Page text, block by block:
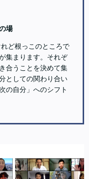
場
ど根っこのところで
集まります。それぞ
合うことを決めて集
としての関わり合い
の自分」へのシフト